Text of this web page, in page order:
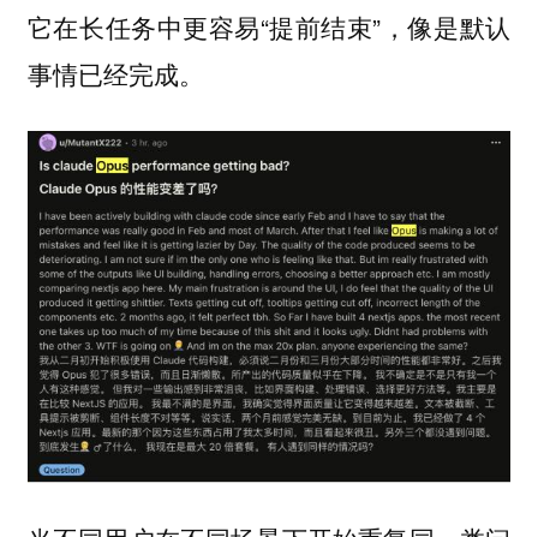
它在长任务中更容易“提前结束”，像是默认
事情已经完成。